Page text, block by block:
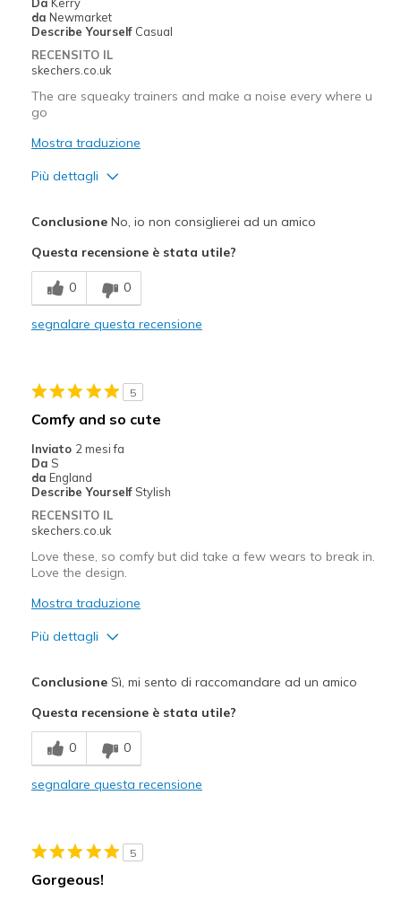
da Newmarket
Describe Yourself Casual
RECENSITO IL
skechers.co.uk
The are squeaky trainers and make a noise every where u
go
Mostra traduzione
Più dettagli
Comfortable
Stylish
Poor Quality
Migliori Utilizzi:
Casual Wear
Special Occasions
Travel
Width
Sizing
ConclusioneNo, io non consiglierei ad un amico
Questa recensione è stata utile?
0 0
segnalare questa recensione
5
Comfy and so cute
Inviato 2 mesi fa
Da S
da England
Describe Yourself Stylish
RECENSITO IL
skechers.co.uk
Love these, so comfy but did take a few wears to break in.
Love the design.
Mostra traduzione
Più dettagli
Comfortable
Stylish
ConclusioneSì, mi sento di raccomandare ad un amico
Questa recensione è stata utile?
0 0
segnalare questa recensione
5
Gorgeous!